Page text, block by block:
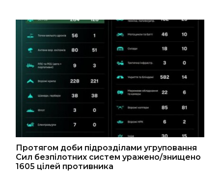
Протягом доби підрозділами угруповання
Сил безпілотних систем уражено/знищено
1605 цілей противника